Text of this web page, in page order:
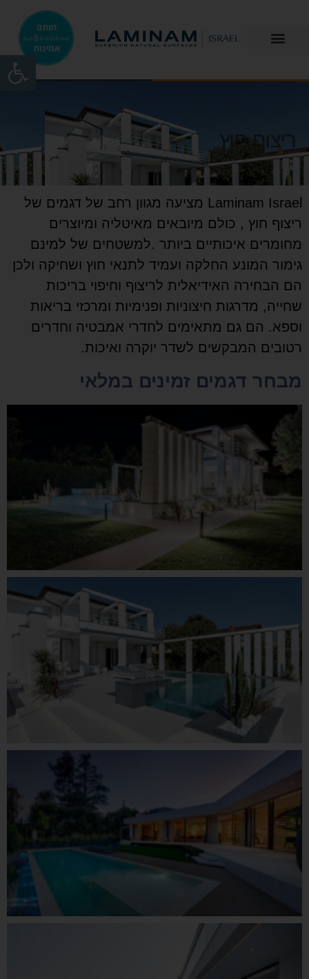
ריצוף חוץ
Laminam Israel מציעה מגוון רחב של דגמים של
ריצוף חוץ , כולם מיובאים מאיטליה ומיוצרים
מחומרים איכותיים ביותר .למשטחים של למינם
גימור המונע החלקה ועמיד לתנאי חוץ ושחיקה ולכן
הם הבחירה האידיאלית לריצוף וחיפוי בריכות
שחייה, מדרגות חיצוניות ופנימיות ומרכזי בריאות
וספא. הם גם מתאימים לחדרי אמבטיה וחדרים
רטובים המבקשים לשדר יוקרה ואיכות.
מבחר דגמים זמינים במלאי